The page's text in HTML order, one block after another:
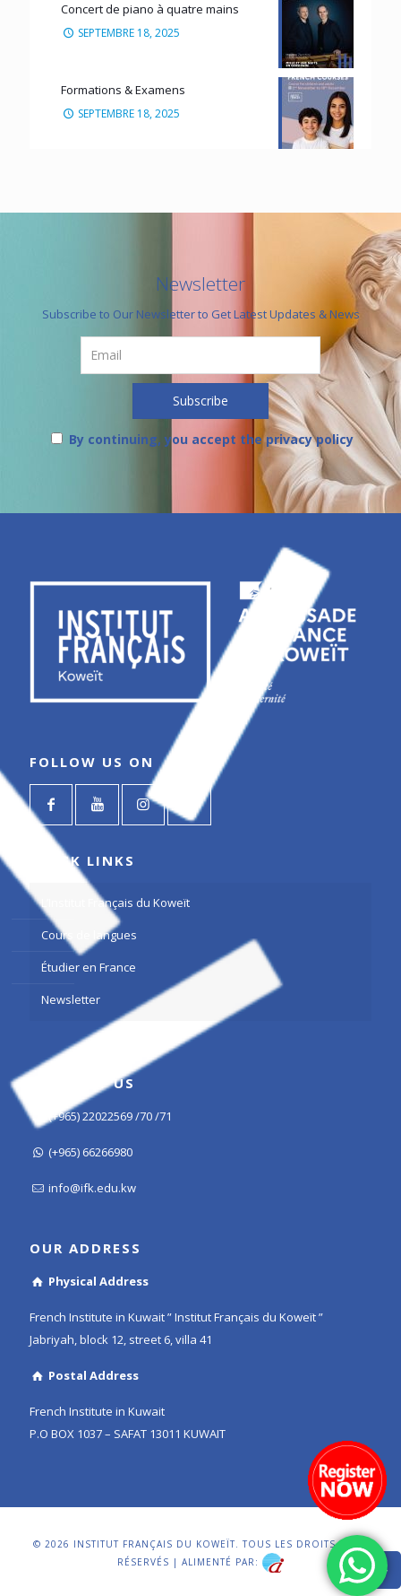
Concert de piano à quatre mains
SEPTEMBRE 18, 2025
Formations & Examens
SEPTEMBRE 18, 2025
Newsletter
Subscribe to Our Newsletter to Get Latest Updates & News
By continuing, you accept the privacy policy
FOLLOW US ON
QUICK LINKS
L’Institut Français du Koweït
Cours de langues
Étudier en France
Newsletter
CONTACT US
(+965) 22022569 /70 /71
(+965) 66266980
info@ifk.edu.kw
OUR ADDRESS
Physical Address
French Institute in Kuwait ” Institut Français du Koweït ”
Jabriyah, block 12, street 6, villa 41
Postal Address
French Institute in Kuwait
P.O BOX 1037 – SAFAT 13011 KUWAIT
© 2026 INSTITUT FRANÇAIS DU KOWEÏT. TOUS LES DROITS SONT
RÉSERVÉS | ALIMENTÉ PAR: